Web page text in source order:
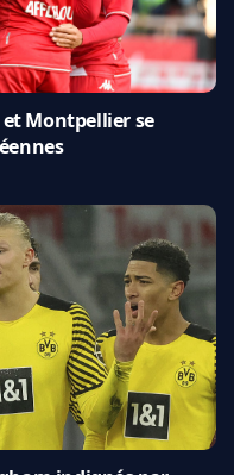
et Montpellier se